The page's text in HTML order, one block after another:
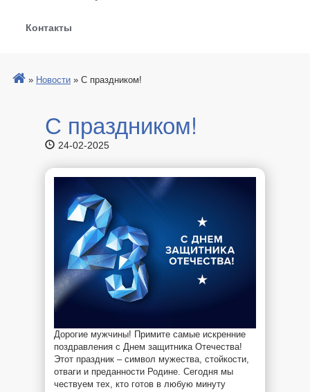
Контакты
» Новости » С праздником!
С праздником!
24-02-2025
Дорогие мужчины! Примите самые искренние
поздравления с Днем защитника Отечества!
Этот праздник – символ мужества, стойкости,
отваги и преданности Родине. Сегодня мы
чествуем тех, кто готов в любую минуту